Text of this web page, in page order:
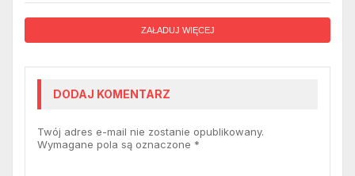
ZAŁADUJ WIĘCEJ
DODAJ KOMENTARZ
Twój adres e-mail nie zostanie opublikowany.
Wymagane pola są oznaczone *